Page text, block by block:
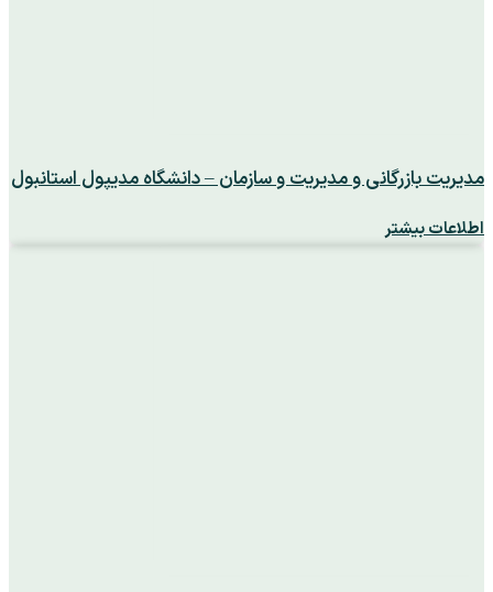
مدیریت بازرگانی و مدیریت و سازمان – دانشگاه مدیپول استانبول
اطلاعات بیشتر